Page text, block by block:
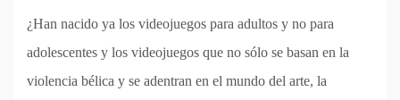
¿Han nacido ya los videojuegos para adultos y no para
adolescentes y los videojuegos que no sólo se basan en la
violencia bélica y se adentran en el mundo del arte, la